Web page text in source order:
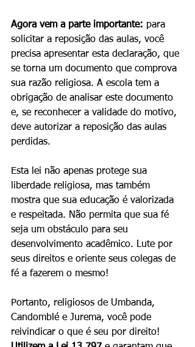
Agora vem a parte importante: para
solicitar a reposição das aulas, você
precisa apresentar esta declaração, que
se torna um documento que comprova
sua razão religiosa. A escola tem a
obrigação de analisar este documento
e, se reconhecer a validade do motivo,
deve autorizar a reposição das aulas
perdidas.
Esta lei não apenas protege sua
liberdade religiosa, mas também
mostra que sua educação é valorizada
e respeitada. Não permita que sua fé
seja um obstáculo para seu
desenvolvimento acadêmico. Lute por
seus direitos e oriente seus colegas de
fé a fazerem o mesmo!
Portanto, religiosos de Umbanda,
Candomblé e Jurema, você pode
reivindicar o que é seu por direito!